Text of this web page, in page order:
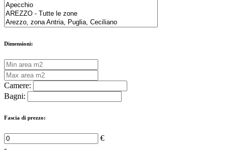
Dimensioni:
Camere:
Bagni:
Fascia di prezzo:
€
-